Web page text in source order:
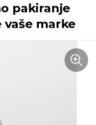
pakiranje
vaše marke